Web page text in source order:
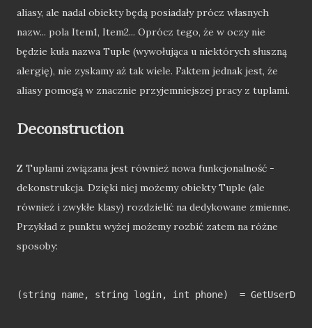
aliasy, ale nadal obiekty będą posiadały prócz własnych
nazw... pola Item1, Item2... Oprócz tego, że w oczy nie
będzie kuła nazwa Tuple (wywołująca u niektórych słuszną
alergię), nie zyskamy aż tak wiele. Faktem jednak jest, że
aliasy pomogą w znacznie przyjemniejszej pracy z tuplami.
Deconstruction
Z Tuplami związana jest również nowa funkcjonalność -
dekonstrukcja. Dzięki niej możemy obiekty Tuple (ale
również i zwykłe klasy) rozdzielić na dedykowane zmienne.
Przykład z punktu wyżej możemy rozbić zatem na różne
sposoby:
(string name, string login, int phone)  =